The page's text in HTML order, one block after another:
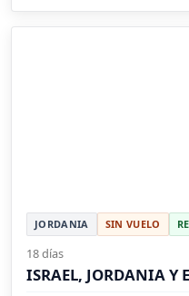
JORDANIA SIN VUELO
18 días
ISRAEL, JORDANIA Y